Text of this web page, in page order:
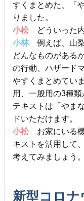
すくまとめた、「
りました。
小松どういった内
小林例えば、山梨
どんなものがある
の行動、ハザード
やすくまとめてい
用、一般用の3種
テキストは「やま
ドいただけます。
小松お家にいる機
キストを活用して
考えてみましょう。
新型コロ